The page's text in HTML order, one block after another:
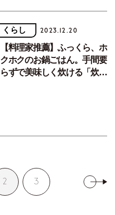
くらし 2023.12.20
【料理家推薦】ふっくら、ホ
クホクのお鍋ごはん。手間要
らずで美味しく炊ける「炊飯
2 3